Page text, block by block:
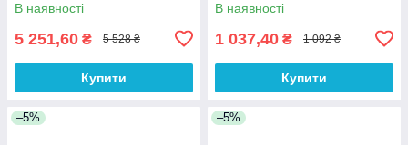
В наявності
5 251,60 ₴ 5 528 ₴
Купити
В наявності
1 037,40 ₴ 1 092 ₴
Купити
–5% –5%